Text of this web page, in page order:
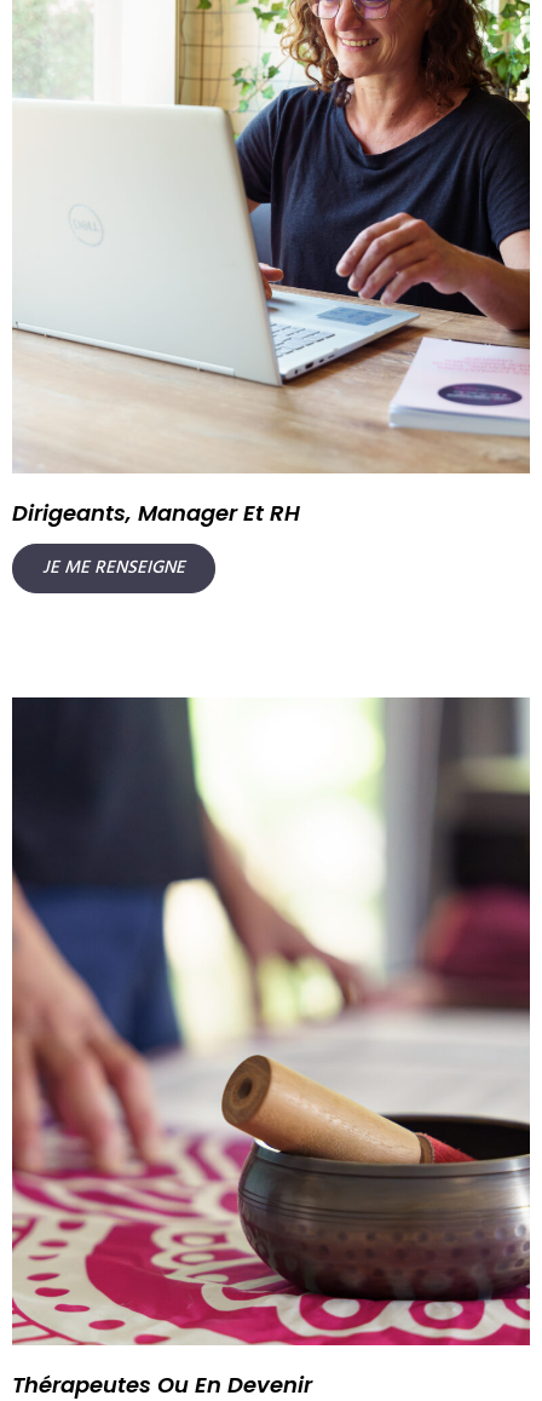
Dirigeants, Manager Et RH
JE ME RENSEIGNE
Thérapeutes Ou En Devenir